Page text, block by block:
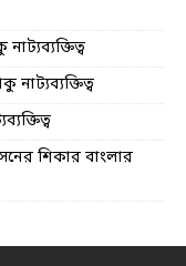
শিকার বাংলার